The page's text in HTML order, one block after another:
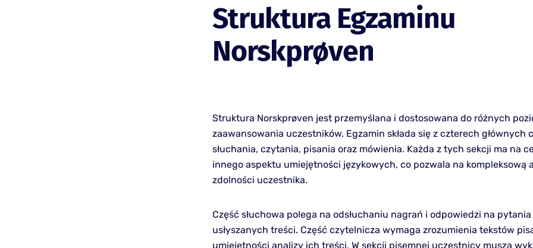
Struktura Egzaminu
Norskprøven
Struktura Norskprøven jest przemyślana i dostosowana do różnych
zaawansowania uczestników. Egzamin składa się z czterech głównych
słuchania, czytania, pisania oraz mówienia. Każda z tych sekcji ma na
innego aspektu umiejętności językowych, co pozwala na kompleksową
zdolności uczestnika.
Część słuchowa polega na odsłuchaniu nagrań i odpowiedzi na
usłyszanych treści. Część czytelnicza wymaga zrozumienia tekstów
umiejętności analizy ich treści. W sekcji pisemnej uczestnicy muszą